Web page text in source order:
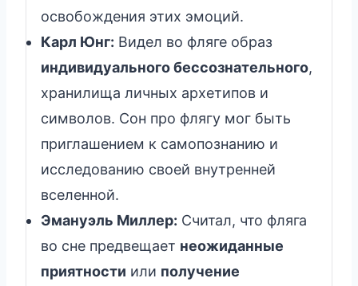
освобождения этих эмоций.
Карл Юнг: Видел во фляге образ
индивидуального бессознательного,
хранилища личных архетипов и
символов. Сон про флягу мог быть
приглашением к самопознанию и
исследованию своей внутренней
вселенной.
Эмануэль Миллер: Считал, что фляга
во сне предвещает неожиданные
приятности или получение